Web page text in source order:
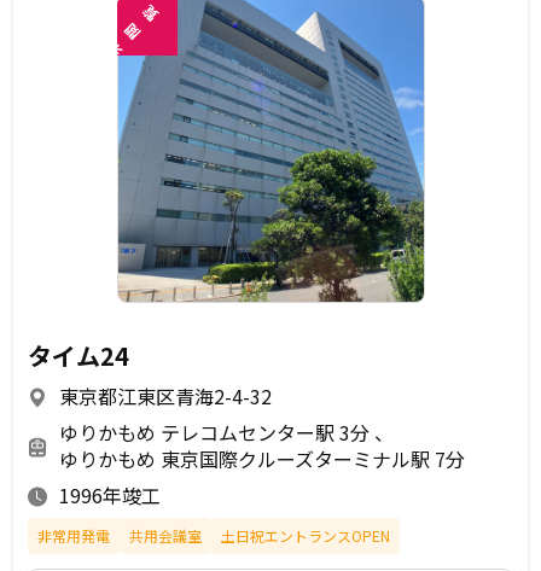
未
閲
覧
タイム24
東京都江東区青海2-4-32
ゆりかもめ テレコムセンター駅 3分
ゆりかもめ 東京国際クルーズターミナル駅 7分
1996年竣工
非常用発電 共用会議室 土日祝エントランスOPEN